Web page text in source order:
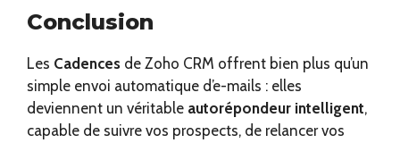
Conclusion
Les Cadences de Zoho CRM offrent bien plus qu’un
simple envoi automatique d’e-mails : elles
deviennent un véritable autorépondeur intelligent,
capable de suivre vos prospects, de relancer vos